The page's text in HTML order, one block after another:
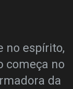
no espírito,
começa no
da